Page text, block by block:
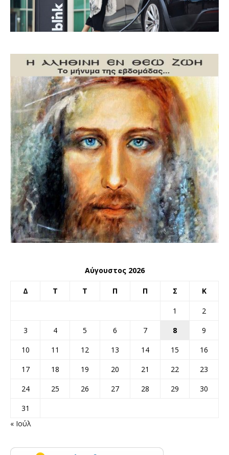
Αύγουστος 2026
Δ Τ Τ Π Π Σ Κ
1
2
3
4 5 6 7 8
9
10
11 12 13 14 15
16
17
18 19 20 21 22
23
24
25 26 27 28 29
30
31
« Ιούλ